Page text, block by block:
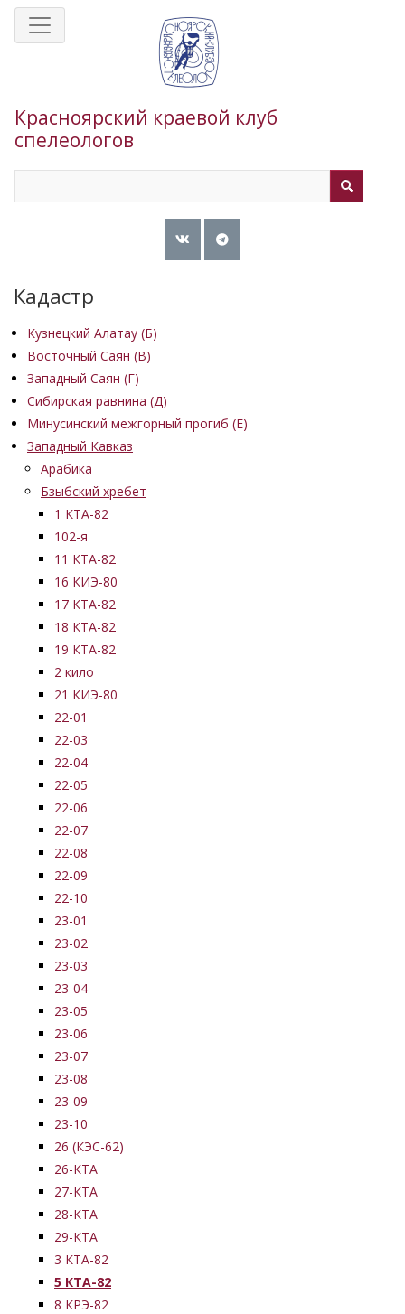
Перейти
Красноярский краевой клуб
спелеологов
Кадастр
Кузнецкий Алатау (Б)
Восточный Саян (B)
Западный Саян (Г)
Сибирская равнина (Д)
Минусинский межгорный прогиб (Е)
Западный Кавказ
Арабика
Бзыбский хребет
1 КТА-82
102-я
11 КТА-82
16 КИЭ-80
17 КТА-82
18 КТА-82
19 КТА-82
2 кило
21 КИЭ-80
22-01
22-03
22-04
22-05
22-06
22-07
22-08
22-09
22-10
23-01
23-02
23-03
23-04
23-05
23-06
23-07
23-08
23-09
23-10
26 (КЭС-62)
26-КТА
27-КТА
28-КТА
29-КТА
3 КТА-82
5 КТА-82
8 КРЭ-82